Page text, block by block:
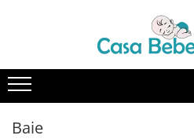
Toate Produsele
Accesorii carucioare copii
Accesorii carucioare
Genti
Baie